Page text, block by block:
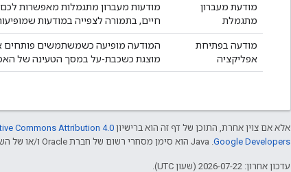
מודעת מעברון
מתגמלת
מודעות מעברון מתגמלות מאפשרות
חיים, בתמורה לצפייה במודעות
מודעה בפתיחת
אפליקציה
המודעה מופיעה כשמשתמשים פותחים
מוצגת כשכבת-על במסך הטעינה של
אלא אם צוין אחרת, התוכן של דף זה הוא ברישיון Commons Attribution 4.0
Google Developers‏
עדכון אחרון: 2026-07-22 (שעון UTC).